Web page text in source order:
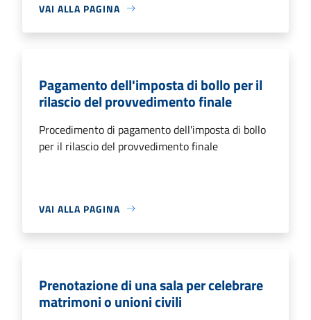
VAI ALLA PAGINA
Pagamento dell'imposta di bollo per il
rilascio del provvedimento finale
Procedimento di pagamento dell'imposta di bollo
per il rilascio del provvedimento finale
VAI ALLA PAGINA
Prenotazione di una sala per celebrare
matrimoni o unioni civili